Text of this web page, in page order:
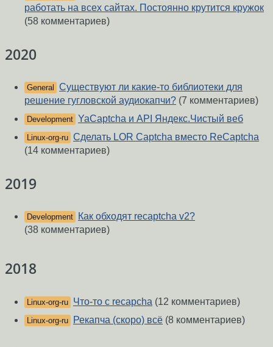
работать на всех сайтах. Постоянно крутится кружок
(58 комментариев)
2020
General
Существуют ли какие-то библиотеки для
решение гугловской аудиокапчи? (7 комментариев)
Development YaCaptcha и API Яндекс.Чистый веб
Linux-org-ru Сделать LOR Captcha вместо ReCaptcha
(14 комментариев)
2019
Development
Как обходят recaptcha v2?
(38 комментариев)
2018
Linux-org-ru Что-то с recapcha (12 комментариев)
Linux-org-ru Рекапча (скоро) всё (8 комментариев)